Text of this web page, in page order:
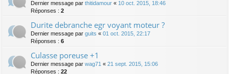
Dernier message par thitidamour « 10 oct. 2015, 18:46
Réponses : 2
Durite debranche egr voyant moteur ?
Dernier message par guits « 01 oct. 2015, 22:17
Réponses : 6
Culasse poreuse +1
Dernier message par wag71 « 21 sept. 2015, 15:06
Réponses : 22